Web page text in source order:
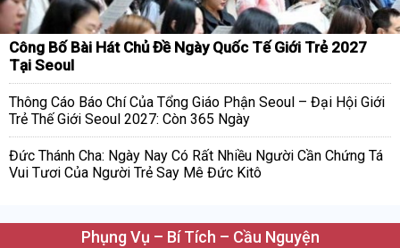
Công Bố Bài Hát Chủ Đề Ngày Quốc Tế Giới Trẻ 2027
Tại Seoul
Thông Cáo Báo Chí Của Tổng Giáo Phận Seoul – Đại Hội Giới
Trẻ Thế Giới Seoul 2027: Còn 365 Ngày
Đức Thánh Cha: Ngày Nay Có Rất Nhiều Người Cần Chứng Tá
Vui Tươi Của Người Trẻ Say Mê Đức Kitô
Phụng Vụ – Bí Tích – Cầu Nguyện